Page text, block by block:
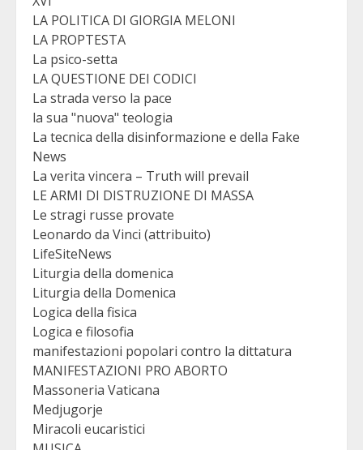
LA POLITICA DI GIORGIA MELONI
LA PROPTESTA
La psico-setta
LA QUESTIONE DEI CODICI
La strada verso la pace
la sua "nuova" teologia
La tecnica della disinformazione e della Fake
News
La verita vincera – Truth will prevail
LE ARMI DI DISTRUZIONE DI MASSA
Le stragi russe provate
Leonardo da Vinci (attribuito)
LifeSiteNews
Liturgia della domenica
Liturgia della Domenica
Logica della fisica
Logica e filosofia
manifestazioni popolari contro la dittatura
MANIFESTAZIONI PRO ABORTO
Massoneria Vaticana
Medjugorje
Miracoli eucaristici